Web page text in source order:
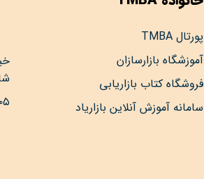
پورتال TMBA
آموزشگاه بازارسازان
فروشگاه کتاب بازاریابی
سامانه آموزش آنلاین بازاریاد